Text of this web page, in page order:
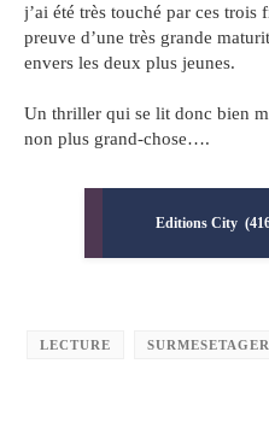
j’ai été très touché par ces
preuve d’une très grande
envers les deux plus jeunes.
Un thriller qui se lit donc bien
non plus grand-chose….
Editions City
LECTURE